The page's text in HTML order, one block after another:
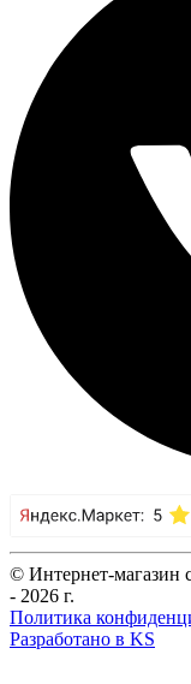
© Интернет-магазин
- 2026 г.
Политика
Разработано в KS